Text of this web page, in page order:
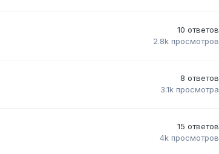
10 ответов
2.8k просмотров
8 ответов
3.1k просмотра
15 ответов
4k просмотров